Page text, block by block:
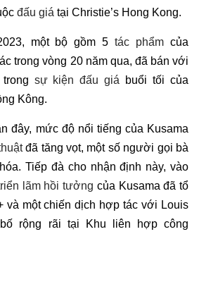
đấu giá tại Christie’s Hong Kong.
một bộ gồm 5tác phẩm của
trong vòng 20 năm qua, đã bán với
sự kiện đấu giá buổi tối của
Kông.
đây, mức độ nổi tiếng của Kusama
đã tăng vọt, một số người gọi bà
Tiếp đà cho nhận định này, vào
lãm hồi tưởng của Kusama đã tổ
và một chiến dịch hợp tác với Louis
rộng rãi tại Khu liên hợp công